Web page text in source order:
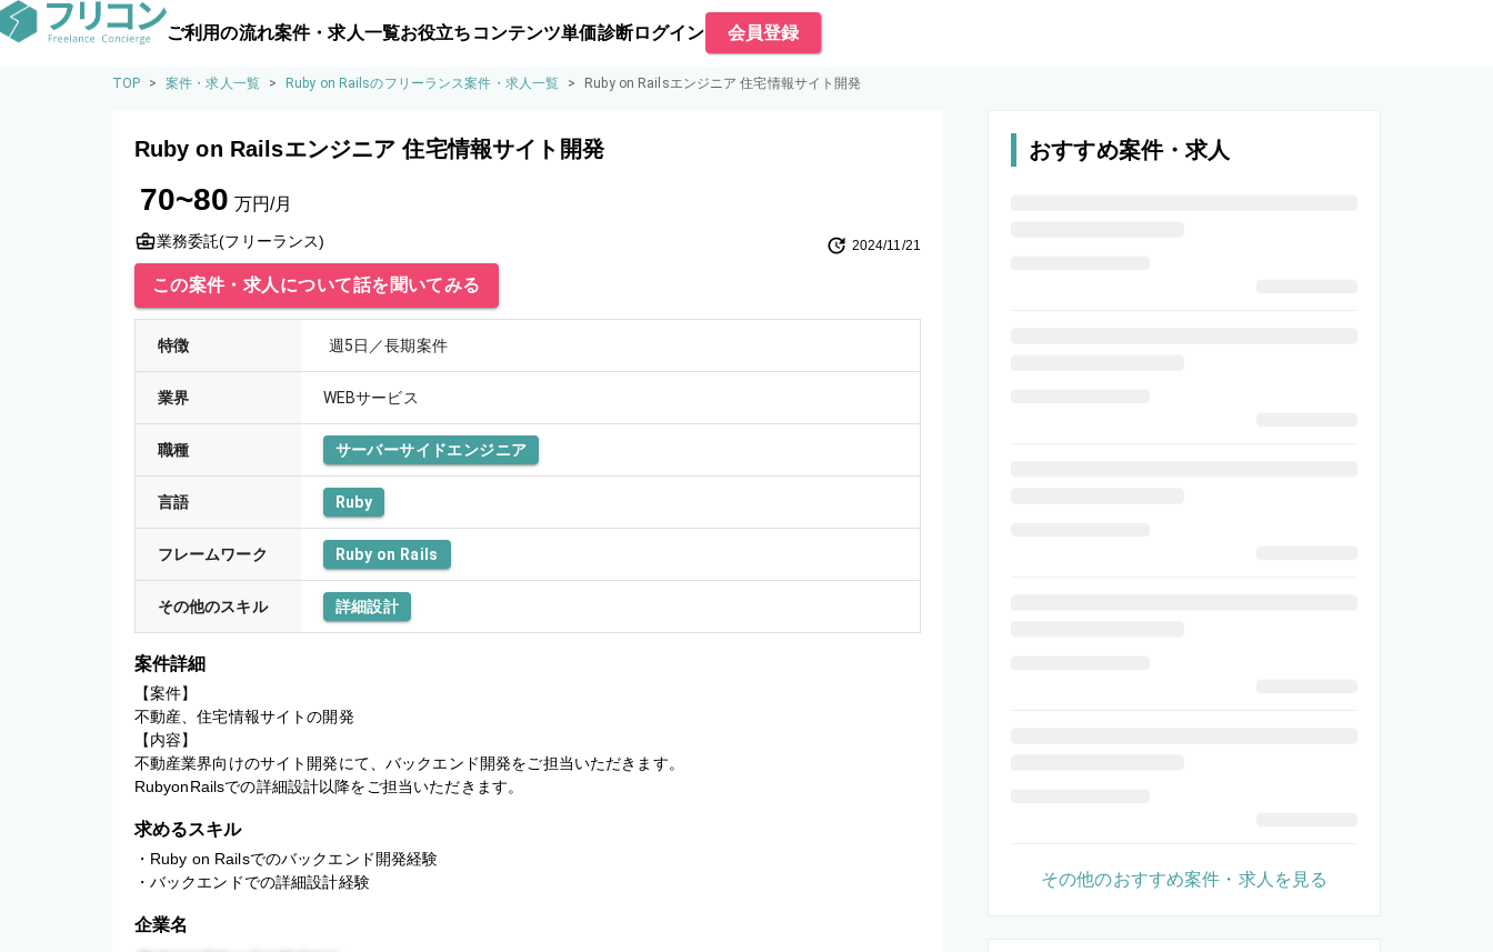
ご利用の流れ案件・求人一覧お役立ちコンテンツ単価診断ログイン 会員登録
TOP > 案件・求人一覧 > Ruby on Railsのフリーランス案件・求人一覧 > Ruby on Railsエンジニア 住宅情報サイト開発
Ruby on Railsエンジニア 住宅情報サイト開発
70~80 万円/月
業務委託(フリーランス) 2024/11/21
この案件・求人について話を聞いてみる
特徴 週5日／長期案件
業界 WEBサービス
職種 サーバーサイドエンジニア
言語 Ruby
フレームワーク Ruby on Rails
その他のスキル 詳細設計
案件詳細
【案件】
不動産、住宅情報サイトの開発
【内容】
不動産業界向けのサイト開発にて、バックエンド開発をご担当いただきます。
RubyonRailsでの詳細設計以降をご担当いただきます。
求めるスキル
・Ruby on Railsでのバックエンド開発経験
・バックエンドでの詳細設計経験
企業名
おすすめ案件・求人
その他のおすすめ案件・求人を見る